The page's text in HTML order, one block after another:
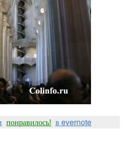
понравилось! в evernote